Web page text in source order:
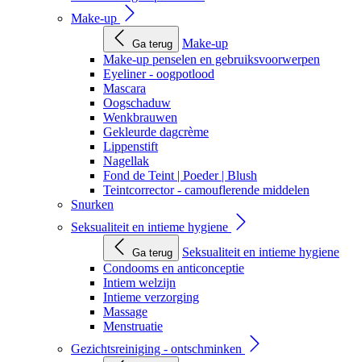
Make-up
Ga terug
Make-up
Make-up penselen en gebruiksvoorwerpen
Eyeliner - oogpotlood
Mascara
Oogschaduw
Wenkbrauwen
Gekleurde dagcrème
Lippenstift
Nagellak
Fond de Teint | Poeder | Blush
Teintcorrector - camouflerende middelen
Snurken
Seksualiteit en intieme hygiene
Ga terug
Seksualiteit en intieme hygiene
Condooms en anticonceptie
Intiem welzijn
Intieme verzorging
Massage
Menstruatie
Gezichtsreiniging - ontschminken